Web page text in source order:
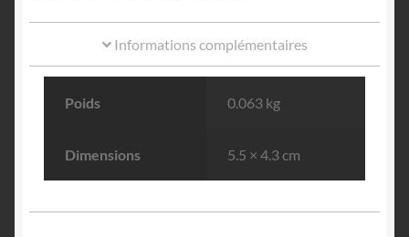
Informations complémentaires
Poids 0.063 kg
Dimensions 5.5 × 4.3 cm